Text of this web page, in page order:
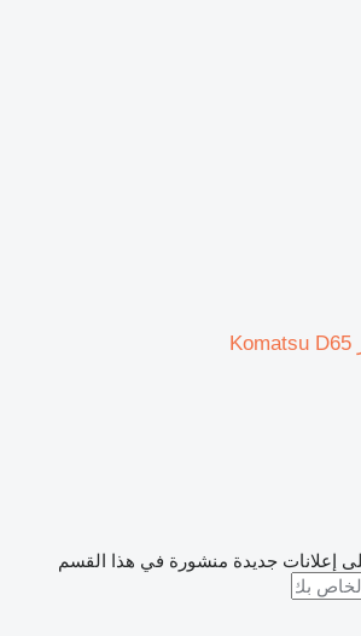
إعلانات جديدة منشورة في هذا القسم